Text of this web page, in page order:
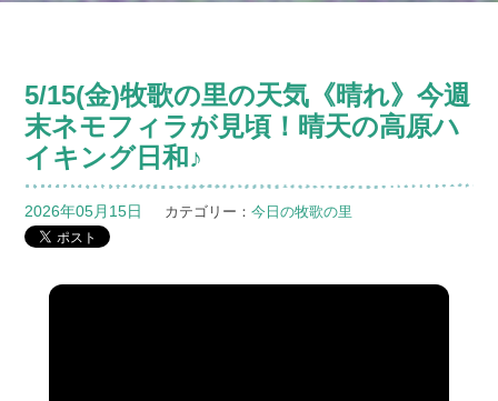
5/15(金)牧歌の里の天気《晴れ》今週
末ネモフィラが見頃！晴天の高原ハ
イキング日和♪
2026年05月15日 カテゴリー：今日の牧歌の里